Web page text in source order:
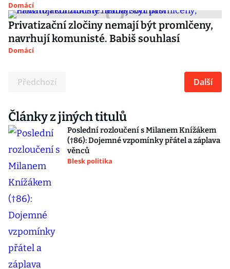
Domácí
Privatizační zločiny nemají být promlčeny,
navrhují komunisté. Babiš souhlasí
Domácí
Předchozí Další
Články z jiných titulů
Poslední rozloučení s Milanem Knížákem
(†86): Dojemné vzpomínky přátel a záplava
věnců
Blesk politika